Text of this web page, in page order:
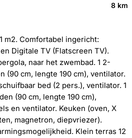
8 km
m2. Comfortabel ingericht:
Digitale TV (Flatscreen TV).
naar het zwembad. 1 2-
(90 cm, lengte 190 cm), ventilator.
bed (2 pers.), ventilator. 1
(90 cm, lengte 190 cm),
en ventilator. Keuken (oven, X
magnetron, diepvriezer).
Klein terras 12